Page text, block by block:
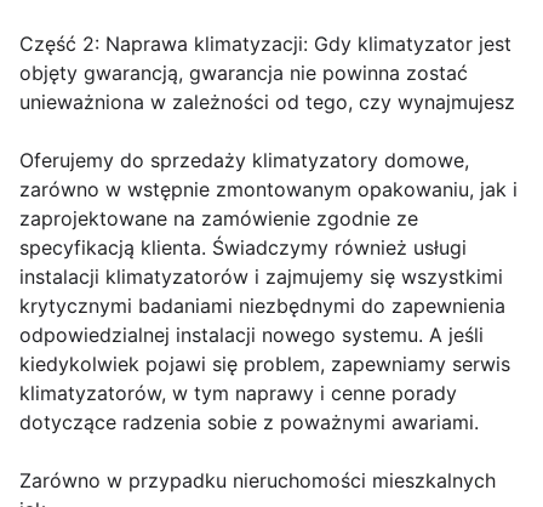
Część 2: Naprawa klimatyzacji: Gdy klimatyzator jest
objęty gwarancją, gwarancja nie powinna zostać
unieważniona w zależności od tego, czy wynajmujesz
Oferujemy do sprzedaży klimatyzatory domowe,
zarówno w wstępnie zmontowanym opakowaniu, jak i
zaprojektowane na zamówienie zgodnie ze
specyfikacją klienta. Świadczymy również usługi
instalacji klimatyzatorów i zajmujemy się wszystkimi
krytycznymi badaniami niezbędnymi do zapewnienia
odpowiedzialnej instalacji nowego systemu. A jeśli
kiedykolwiek pojawi się problem, zapewniamy serwis
klimatyzatorów, w tym naprawy i cenne porady
dotyczące radzenia sobie z poważnymi awariami.
Zarówno w przypadku nieruchomości mieszkalnych